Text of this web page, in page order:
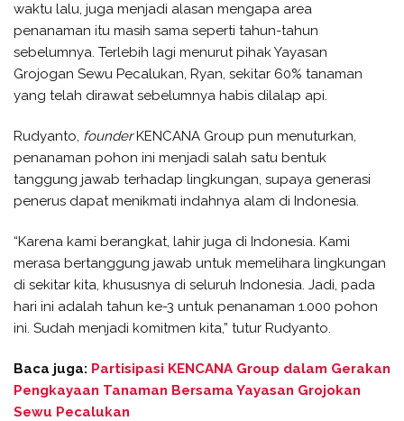
waktu lalu, juga menjadi alasan mengapa area
penanaman itu masih sama seperti tahun-tahun
sebelumnya. Terlebih lagi menurut pihak Yayasan
Grojogan Sewu Pecalukan, Ryan, sekitar 60% tanaman
yang telah dirawat sebelumnya habis dilalap api.
Rudyanto, founderKENCANA Group pun menuturkan,
penanaman pohon ini menjadi salah satu bentuk
tanggung jawab terhadap lingkungan, supaya generasi
penerus dapat menikmati indahnya alam di Indonesia.
“Karena kami berangkat, lahir juga di Indonesia. Kami
merasa bertanggung jawab untuk memelihara lingkungan
di sekitar kita, khususnya di seluruh Indonesia. Jadi, pada
hari ini adalah tahun ke-3 untuk penanaman 1.000 pohon
ini. Sudah menjadi komitmen kita,” tutur Rudyanto.
Baca juga: Partisipasi KENCANA Group dalam Gerakan
Pengkayaan Tanaman Bersama Yayasan Grojokan
Sewu Pecalukan